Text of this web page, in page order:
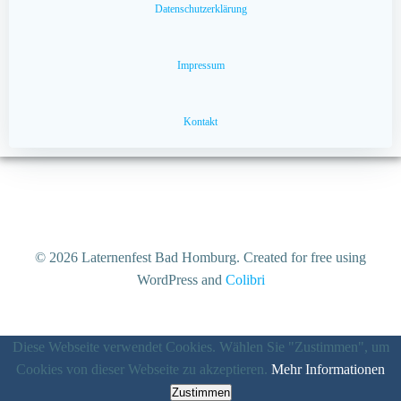
Datenschutzerklärung
Impressum
Kontakt
© 2026 Laternenfest Bad Homburg. Created for free using
WordPress and Colibri
Diese Webseite verwendet Cookies. Wählen Sie "Zustimmen", um
Cookies von dieser Webseite zu akzeptieren. Mehr Informationen
Zustimmen